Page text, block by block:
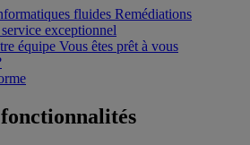
fluides Remédiations
exceptionnel
équipe Vous êtes prêt à vous